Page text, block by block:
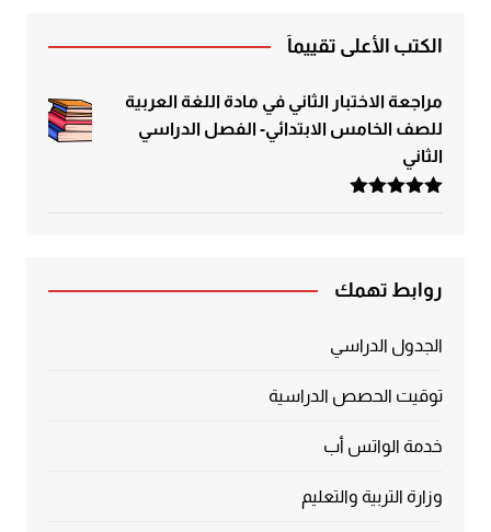
الكتب الأعلى تقييماً
مراجعة الاختبار الثاني في مادة اللغة العربية
للصف الخامس الابتدائي- الفصل الدراسي
الثاني
تم التقييم
روابط تهمك
الجدول الدراسي
توقيت الحصص الدراسية
خدمة الواتس أب
وزارة التربية والتعليم